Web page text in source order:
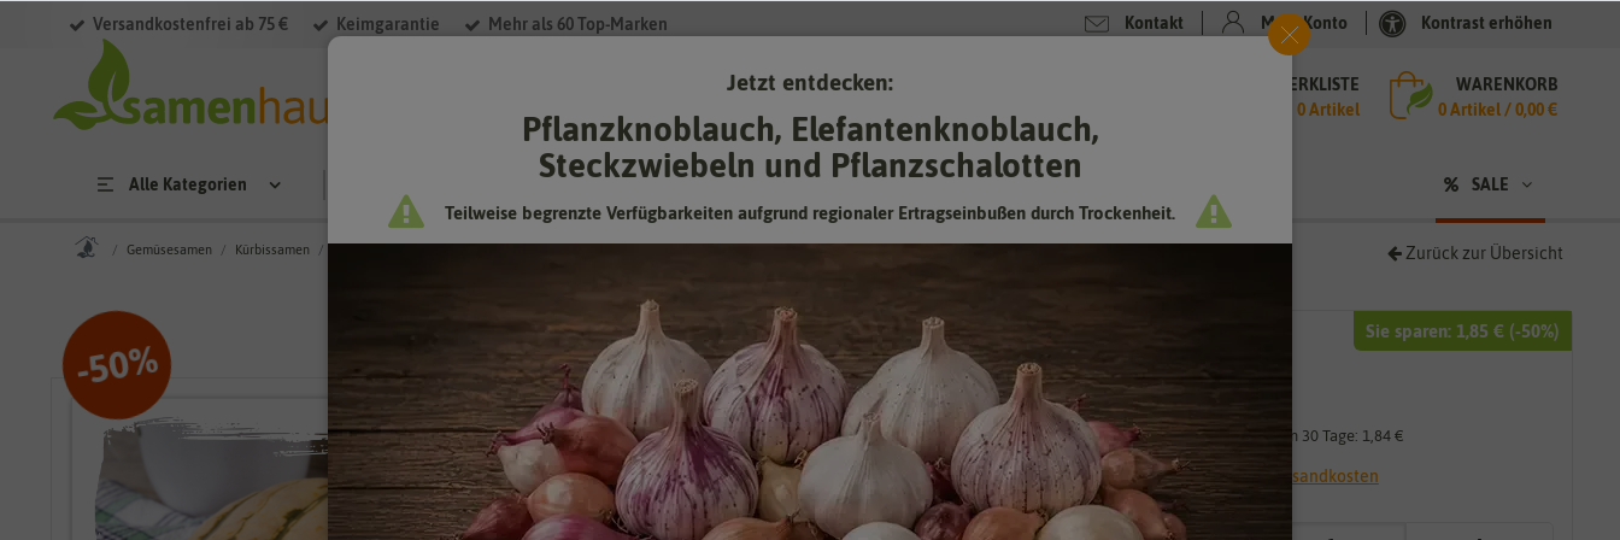
Versandkostenfrei ab 75 € Keimgarantie Mehr als 60 Top-Marken Kontakt Mein Konto Kontrast erhöhen
MERKLISTE
0 Artikel
WARENKORB
0Artikel /0,00 €
Alle Kategorien SALE
Gemüsesamen Kürbissamen Zurück zur Übersicht
-50%
Sie sparen: 1,85 € (-50%)
1,85 €
Niedrigster Preis der letzten 30 Tage: 1,84 €
* inkl. 7% MwSt. zzgl. Versandkosten
Delicatakürbis Honeyboat Delicata
Hersteller:
FLORTUS
Artikelnummer:
2000-1182
EAN:
4251535429682
Jetzt entdecken:
Pflanzknoblauch, Elefantenknoblauch,
Steckzwiebeln und Pflanzschalotten
Teilweise begrenzte Verfügbarkeiten aufgrund regionaler Ertragseinbußen durch Trockenheit.